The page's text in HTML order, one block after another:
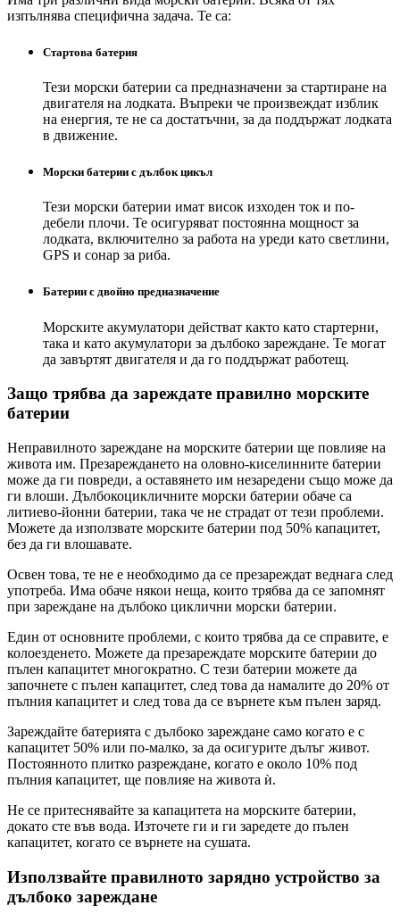
изпълнява специфична задача. Те са:
Стартова батерия
Тези морски батерии са предназначени за стартиране на
двигателя на лодката. Въпреки че произвеждат изблик
на енергия, те не са достатъчни, за да поддържат лодката
в движение.
Морски батерии с дълбок цикъл
Тези морски батерии имат висок изходен ток и по-
дебели плочи. Те осигуряват постоянна мощност за
лодката, включително за работа на уреди като светлини,
GPS и сонар за риба.
Батерии с двойно предназначение
Морските акумулатори действат както като стартерни,
така и като акумулатори за дълбоко зареждане. Те могат
да завъртят двигателя и да го поддържат работещ.
Защо трябва да зареждате правилно морските
батерии
Неправилното зареждане на морските батерии ще повлияе на
живота им. Презареждането на оловно-киселинните батерии
може да ги повреди, а оставянето им незаредени също може да
ги влоши. Дълбокоцикличните морски батерии обаче са
литиево-йонни батерии, така че не страдат от тези проблеми.
Можете да използвате морските батерии под 50% капацитет,
без да ги влошавате.
Освен това, те не е необходимо да се презареждат веднага след
употреба. Има обаче някои неща, които трябва да се запомнят
при зареждане на дълбоко циклични морски батерии.
Един от основните проблеми, с които трябва да се справите, е
колоезденето. Можете да презареждате морските батерии до
пълен капацитет многократно. С тези батерии можете да
започнете с пълен капацитет, след това да намалите до 20% от
пълния капацитет и след това да се върнете към пълен заряд.
Зареждайте батерията с дълбоко зареждане само когато е с
капацитет 50% или по-малко, за да осигурите дълъг живот.
Постоянното плитко разреждане, когато е около 10% под
пълния капацитет, ще повлияе на живота ѝ.
Не се притеснявайте за капацитета на морските батерии,
докато сте във вода. Източете ги и ги заредете до пълен
капацитет, когато се върнете на сушата.
Използвайте правилното зарядно устройство за
дълбоко зареждане